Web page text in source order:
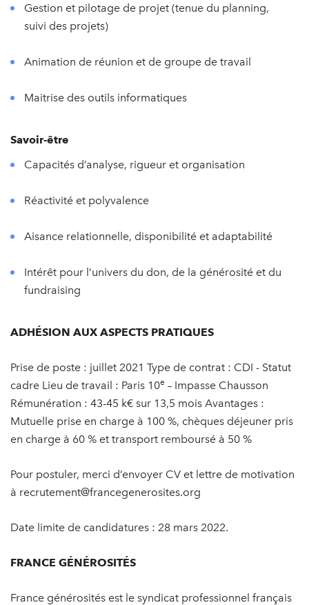
Gestion et pilotage de projet (tenue du planning,
suivi des projets)
Animation de réunion et de groupe de travail
Maitrise des outils informatiques
Savoir-être
Capacités d’analyse, rigueur et organisation
Réactivité et polyvalence
Aisance relationnelle, disponibilité et adaptabilité
Intérêt pour l’univers du don, de la générosité et du
fundraising
ADHÉSION AUX ASPECTS PRATIQUES
Prise de poste : juillet 2021 Type de contrat : CDI - Statut
cadre Lieu de travail : Paris 10e – Impasse Chausson
Rémunération : 43-45 k€ sur 13,5 mois Avantages :
Mutuelle prise en charge à 100 %, chèques déjeuner pris
en charge à 60 % et transport remboursé à 50 %
Pour postuler, merci d’envoyer CV et lettre de motivation
à recrutement@francegenerosites.org
Date limite de candidatures : 28 mars 2022.
FRANCE GÉNÉROSITÉS
France générosités est le syndicat professionnel français